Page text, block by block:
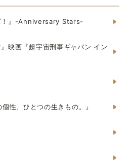
！』-Anniversary Stars-
映画『超宇宙刑事ギャバン イン
性、ひとつの生きもの。』